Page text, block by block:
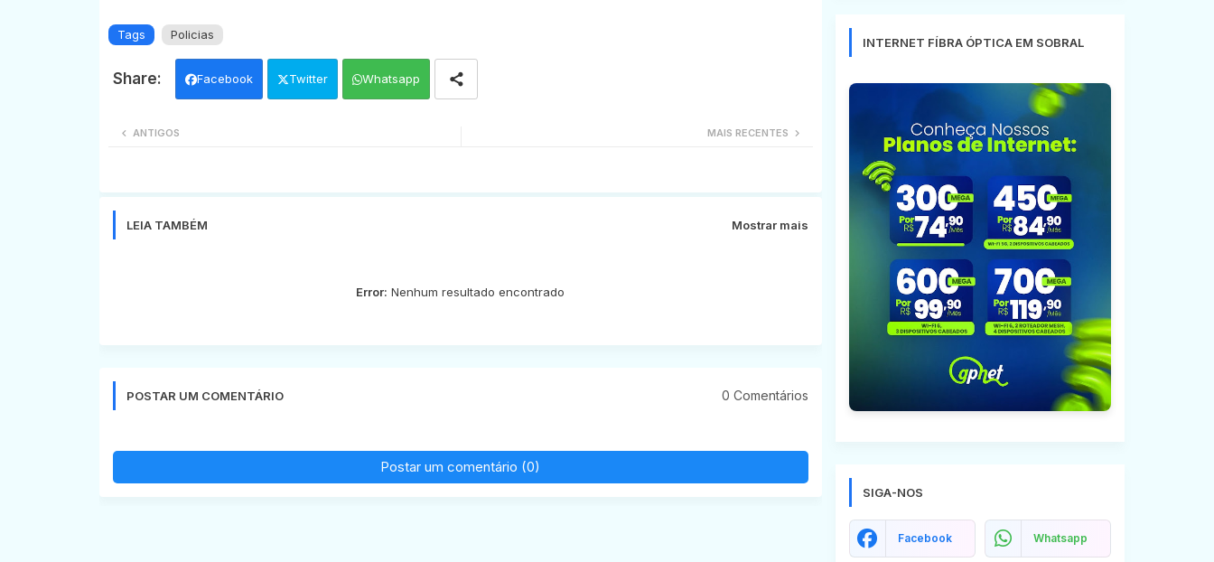
Tags Policias
Facebook Twitter Whatsapp
MAIS RECENTES
ANTIGOS
LEIA TAMBÉM Mostrar mais
Error: Nenhum resultado encontrado
POSTAR UM COMENTÁRIO 0 Comentários
Postar um comentário (0)
INTERNET FÍBRA ÓPTICA EM SOBRAL
SIGA-NOS
Facebook Whatsapp